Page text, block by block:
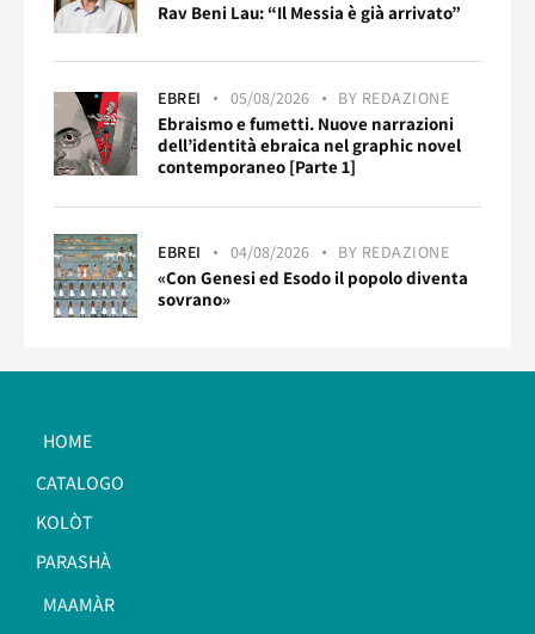
Rav Beni Lau: “Il Messia è già arrivato”
EBREI 05/08/2026 BY REDAZIONE
Ebraismo e fumetti. Nuove narrazioni
dell’identità ebraica nel graphic novel
contemporaneo [Parte 1]
EBREI 04/08/2026 BY REDAZIONE
«Con Genesi ed Esodo il popolo diventa
sovrano»
HOME
CATALOGO
KOLÒT
PARASHÀ
MAAMÀR